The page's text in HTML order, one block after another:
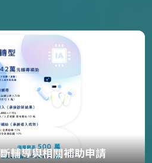
輔導與相關補助申請